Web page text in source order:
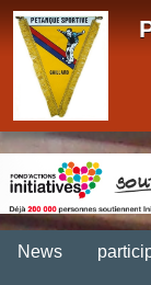
News
Panneau de